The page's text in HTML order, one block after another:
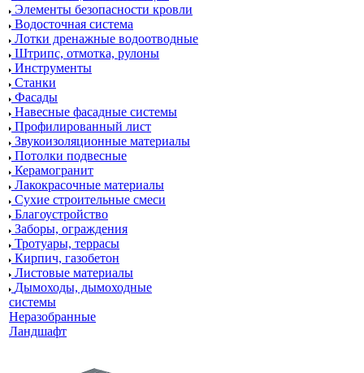
Элементы безопасности кровли
Водосточная система
Лотки дренажные водоотводные
Штрипс, отмотка, рулоны
Инструменты
Станки
Фасады
Навесные фасадные системы
Профилированный лист
Звукоизоляционные материалы
Потолки подвесные
Керамогранит
Лакокрасочные материалы
Сухие строительные смеси
Благоустройство
Заборы, ограждения
Тротуары, террасы
Кирпич, газобетон
Листовые материалы
Дымоходы, дымоходные
системы
Неразобранные
Ландшафт